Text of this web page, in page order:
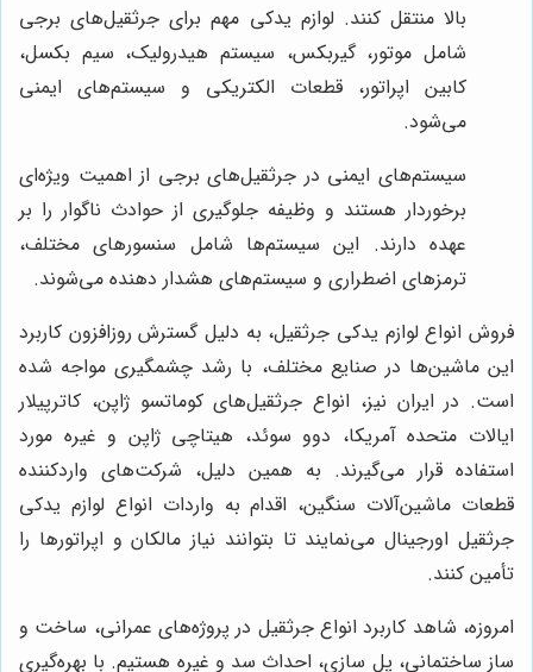
بالا منتقل کنند. لوازم یدکی مهم برای جرثقیل‌های برجی
شامل موتور، گیربکس، سیستم هیدرولیک، سیم بکسل،
کابین اپراتور، قطعات الکتریکی و سیستم‌های ایمنی
می‌شود.
سیستم‌های ایمنی در جرثقیل‌های برجی از اهمیت ویژه‌ای
برخوردار هستند و وظیفه جلوگیری از حوادث ناگوار را بر
عهده دارند. این سیستم‌ها شامل سنسورهای مختلف،
ترمزهای اضطراری و سیستم‌های هشدار دهنده می‌شوند.
فروش انواع لوازم یدکی جرثقیل، به دلیل گسترش روزافزون کاربرد
این ماشین‌ها در صنایع مختلف، با رشد چشمگیری مواجه شده
است. در ایران نیز، انواع جرثقیل‌های کوماتسو ژاپن، کاترپیلار
ایالات متحده آمریکا، دوو سوئد، هیتاچی ژاپن و غیره مورد
استفاده قرار می‌گیرند. به همین دلیل، شرکت‌های واردکننده
قطعات ماشین‌آلات سنگین، اقدام به واردات انواع لوازم یدکی
جرثقیل اورجینال می‌نمایند تا بتوانند نیاز مالکان و اپراتورها را
تأمین کنند.
امروزه، شاهد کاربرد انواع جرثقیل در پروژه‌های عمرانی، ساخت و
ساز ساختمانی، پل سازی، احداث سد و غیره هستیم. با بهره‌گیری